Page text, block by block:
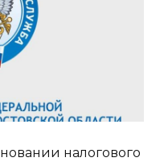
налогового